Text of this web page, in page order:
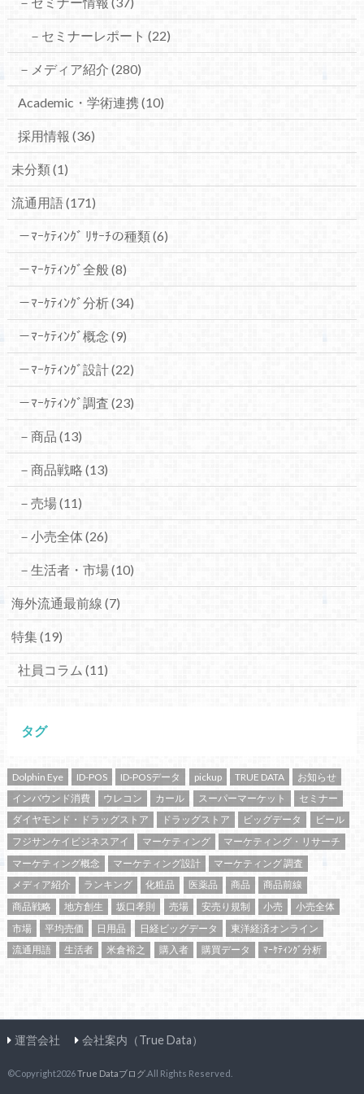
－セミナーレポート (22)
－メディア紹介 (280)
Academic・学術連携(10)
採用情報 (36)
未分類(1)
流通用語(171)
－ﾏｰｹﾃｨﾝｸﾞ ﾘｻｰﾁの種類(6)
－ﾏｰｹﾃｨﾝｸﾞ全般(8)
－ﾏｰｹﾃｨﾝｸﾞ分析(34)
－ﾏｰｹﾃｨﾝｸﾞ概念 (9)
－ﾏｰｹﾃｨﾝｸﾞ設計(22)
－ﾏｰｹﾃｨﾝｸﾞ調査 (23)
－商品 (13)
－商品戦略 (13)
－売場(11)
－小売全体 (26)
－生活者・市場(10)
海外流通最前線 (7)
特集(19)
社員コラム (11)
タグ
Dolphin Eye ID-POS ID-POSデータ pickup TRUE DATA
お知らせ
インバウンド消費
ウレコン カール スーパーマーケット
セミナー
ダイヤモンド・ドラッグストア
ドラッグストア ビッグデータ
ビール
フジサンケイビジネスアイ
マーケティング
マーケティング・リサーチ
マーケティング概念
マーケティング設計
マーケティング 調査
メディア紹介
ランキング 化粧品 医薬品 商品
商品前線
商品戦略
地方創生 坂口孝則 売場 安売り規制 小売
小売全体
市場
平均売価 日用品 日経ビッグデータ
東洋経済オンライン
流通用語
生活者 米倉裕之 購入者 購買データ ﾏｰｹﾃｨﾝｸﾞ分析
運営会社 会社案内（True Data）
©Copyright2026True Dataブログ.All Rights Reserved.